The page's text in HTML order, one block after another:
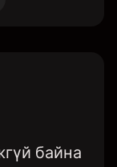
байна